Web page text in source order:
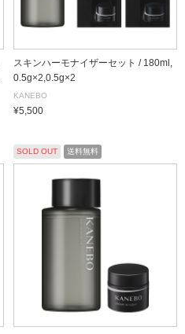
スキンハーモナイザーセット / 180ml,
0.5g×2,0.5g×2
KANEBO
¥5,500
SOLD OUT 送料無料